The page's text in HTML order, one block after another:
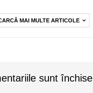
MAI MULTE ARTICOLE
sunt închise